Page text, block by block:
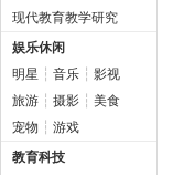
现代教育教学研究
娱乐休闲
明星 ┆ 音乐 ┆ 影视
旅游 ┆ 摄影 ┆ 美食
宠物 ┆ 游戏
教育科技